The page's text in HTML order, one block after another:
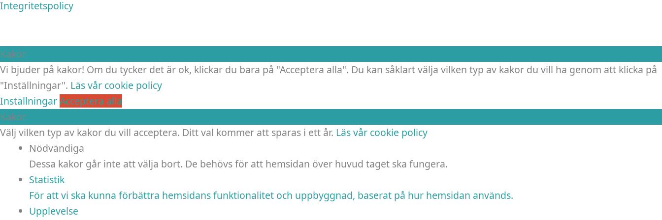
Integritetspolicy
Kakor
Vi bjuder på kakor! Om du tycker det är ok, klickar du bara på "Acceptera alla". Du kan såklart välja vilken typ av kakor du vill ha genom att klicka på
"Inställningar". Läs vår cookie policy
InställningarAcceptera alla
Kakor
Välj vilken typ av kakor du vill acceptera. Ditt val kommer att sparas i ett år. Läs vår cookie policy
Nödvändiga
Dessa kakor går inte att välja bort. De behövs för att hemsidan över huvud taget ska fungera.
Statistik
För att vi ska kunna förbättra hemsidans funktionalitet och uppbyggnad, baserat på hur hemsidan används.
Upplevelse